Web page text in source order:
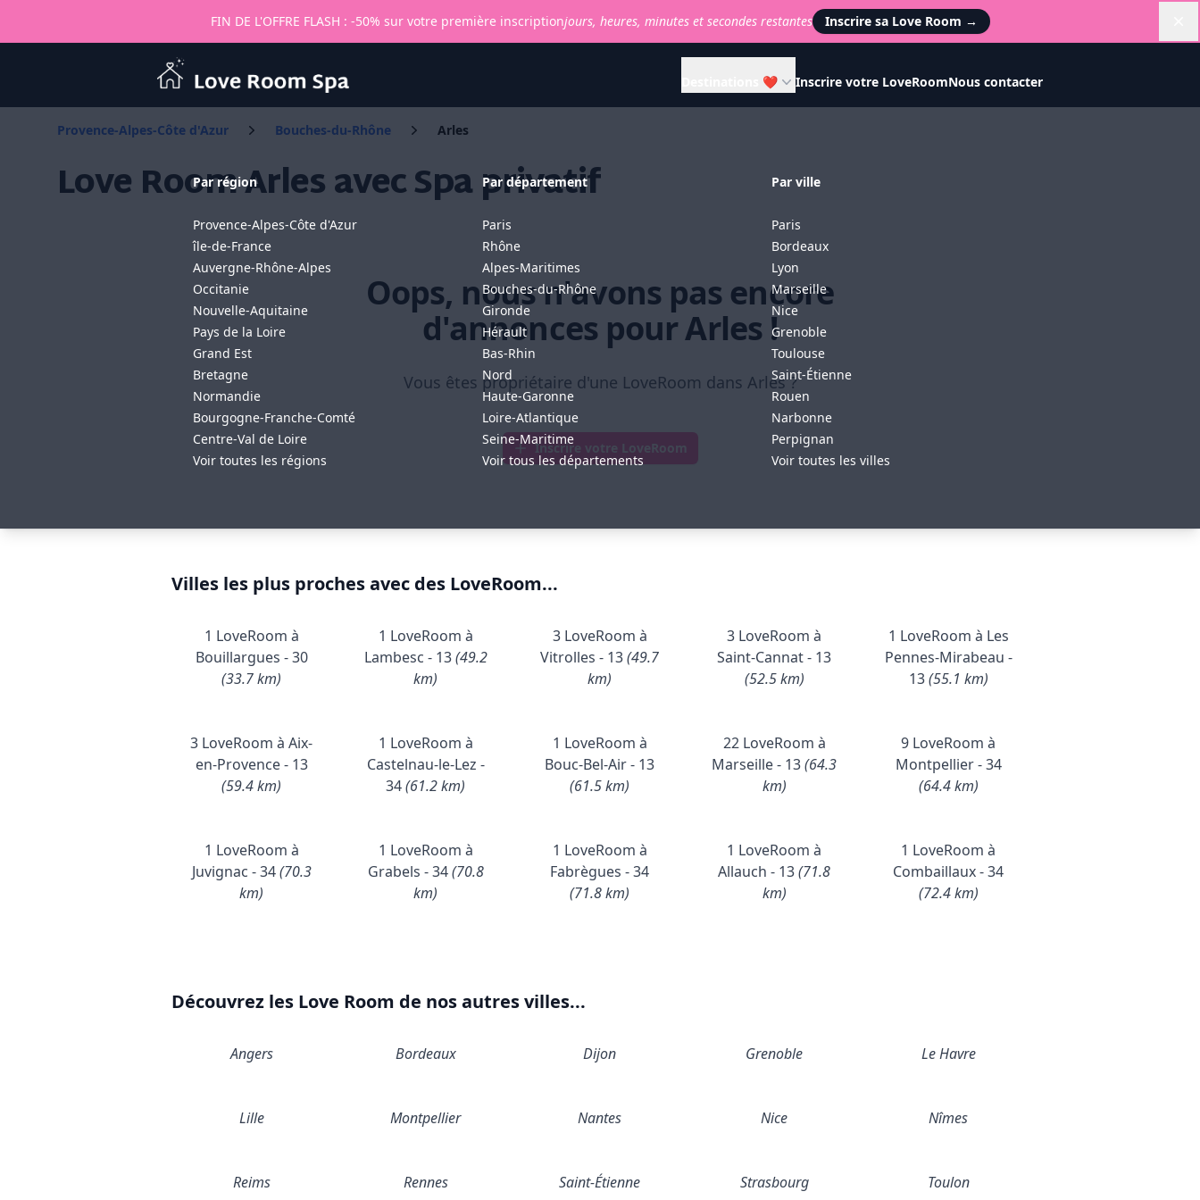
FIN DE L'OFFRE FLASH : -50% sur votre première inscriptionjours, heures, minutes et secondes restantes Inscrire sa Love Room →
Love Room Spa
Destinations ❤
Par région
Provence-Alpes-Côte d'Azur
île-de-France
Auvergne-Rhône-Alpes
Occitanie
Nouvelle-Aquitaine
Pays de la Loire
Grand Est
Bretagne
Normandie
Bourgogne-Franche-Comté
Centre-Val de Loire
Voir toutes les régions
Par département
Paris
Rhône
Alpes-Maritimes
Bouches-du-Rhône
Gironde
Hérault
Bas-Rhin
Nord
Haute-Garonne
Loire-Atlantique
Seine-Maritime
Voir tous les départements
Par ville
Paris
Bordeaux
Lyon
Marseille
Nice
Grenoble
Toulouse
Saint-Étienne
Rouen
Narbonne
Perpignan
Voir toutes les villes
Inscrire votre LoveRoomNous contacter
Provence-Alpes-Côte d'Azur Bouches-du-Rhône Arles
Love Room Arles avec Spa privatif
Oops, nous n'avons pas encore
d'annonces pour Arles !
Vous êtes propriétaire d'une LoveRoom dans Arles ?
Inscrire votre LoveRoom
Villes les plus proches avec des LoveRoom...
1 LoveRoom à
Bouillargues - 30
(33.7 km)
1 LoveRoom à
Lambesc - 13(49.2
km)
3 LoveRoom à
Vitrolles - 13(49.7
km)
3 LoveRoom à
Saint-Cannat - 13
(52.5 km)
1 LoveRoom à Les
Pennes-Mirabeau -
13(55.1 km)
3 LoveRoom à Aix-
en-Provence - 13
(59.4 km)
1 LoveRoom à
Castelnau-le-Lez -
34(61.2 km)
1 LoveRoom à
Bouc-Bel-Air - 13
(61.5 km)
22 LoveRoom à
Marseille - 13(64.3
km)
9 LoveRoom à
Montpellier - 34
(64.4 km)
1 LoveRoom à
Juvignac - 34(70.3
km)
1 LoveRoom à
Grabels - 34(70.8
km)
1 LoveRoom à
Fabrègues - 34
(71.8 km)
1 LoveRoom à
Allauch - 13(71.8
km)
1 LoveRoom à
Combaillaux - 34
(72.4 km)
Découvrez les Love Room de nos autres villes...
Angers Bordeaux Dijon Grenoble Le Havre
Lille Montpellier Nantes Nice Nîmes
Reims Rennes Saint-Étienne Strasbourg Toulon